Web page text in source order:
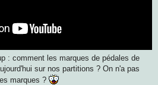
: comment les marques de pédales de
sur nos partitions ? On n'a pas
marques ?